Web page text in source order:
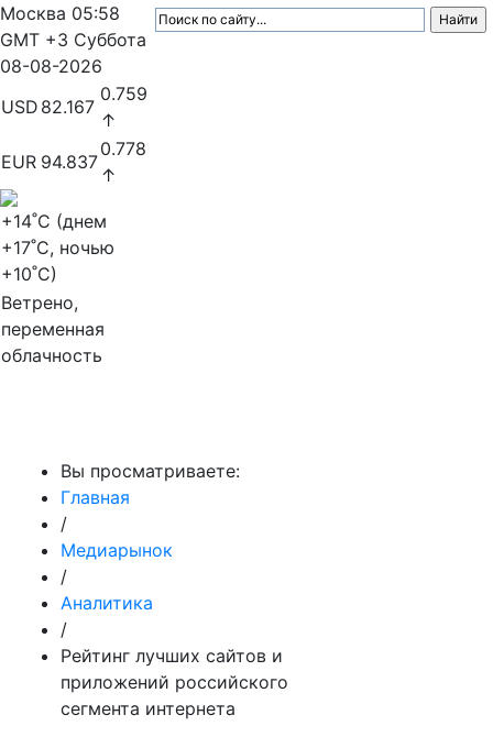
Москва 05:58
GMT +3 Суббота
08-08-2026
USD 82.167
0.759
↑
EUR 94.837
0.778
↑
+14˚C (днем
+17˚C, ночью
+10˚C)
Ветрено,
переменная
облачность
Вы просматриваете:
Главная
/
Медиарынок
/
Аналитика
/
Рейтинг лучших сайтов и
приложений российского
сегмента интернета